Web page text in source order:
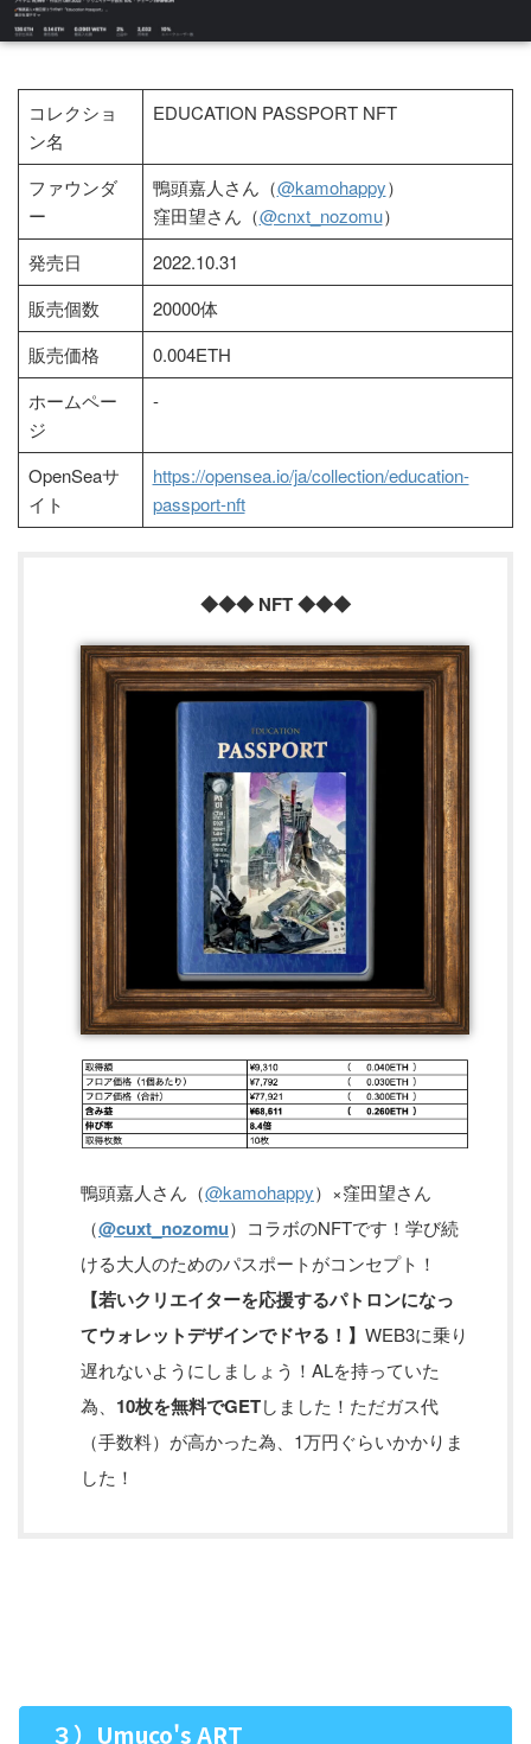
コレクショ
ン名
EDUCATION PASSPORT NFT
ファウンダ
ー
鴨頭嘉人さん（@kamohappy）
窪田望さん（@cnxt_nozomu）
発売日
2022.10.31
販売個数
20000体
販売価格
0.004ETH
ホームペー
ジ
-
OpenSeaサ
イト
https://opensea.io/ja/collection/education-
passport-nft
◆◆◆ NFT ◆◆◆
鴨頭嘉人さん（@kamohappy）×窪田望さん
（@cuxt_nozomu）コラボのNFTです！学び続
ける大人のためのパスポートがコンセプト！
【若いクリエイターを応援するパトロンになっ
てウォレットデザインでドヤる！】 WEB3に乗り
遅れないようにしましょう！ALを持っていた
為、 10枚を無料でGETしました！ただガス代
（手数料）が高かった為、1万円ぐらいかかりま
した！
３）Umuco's ART